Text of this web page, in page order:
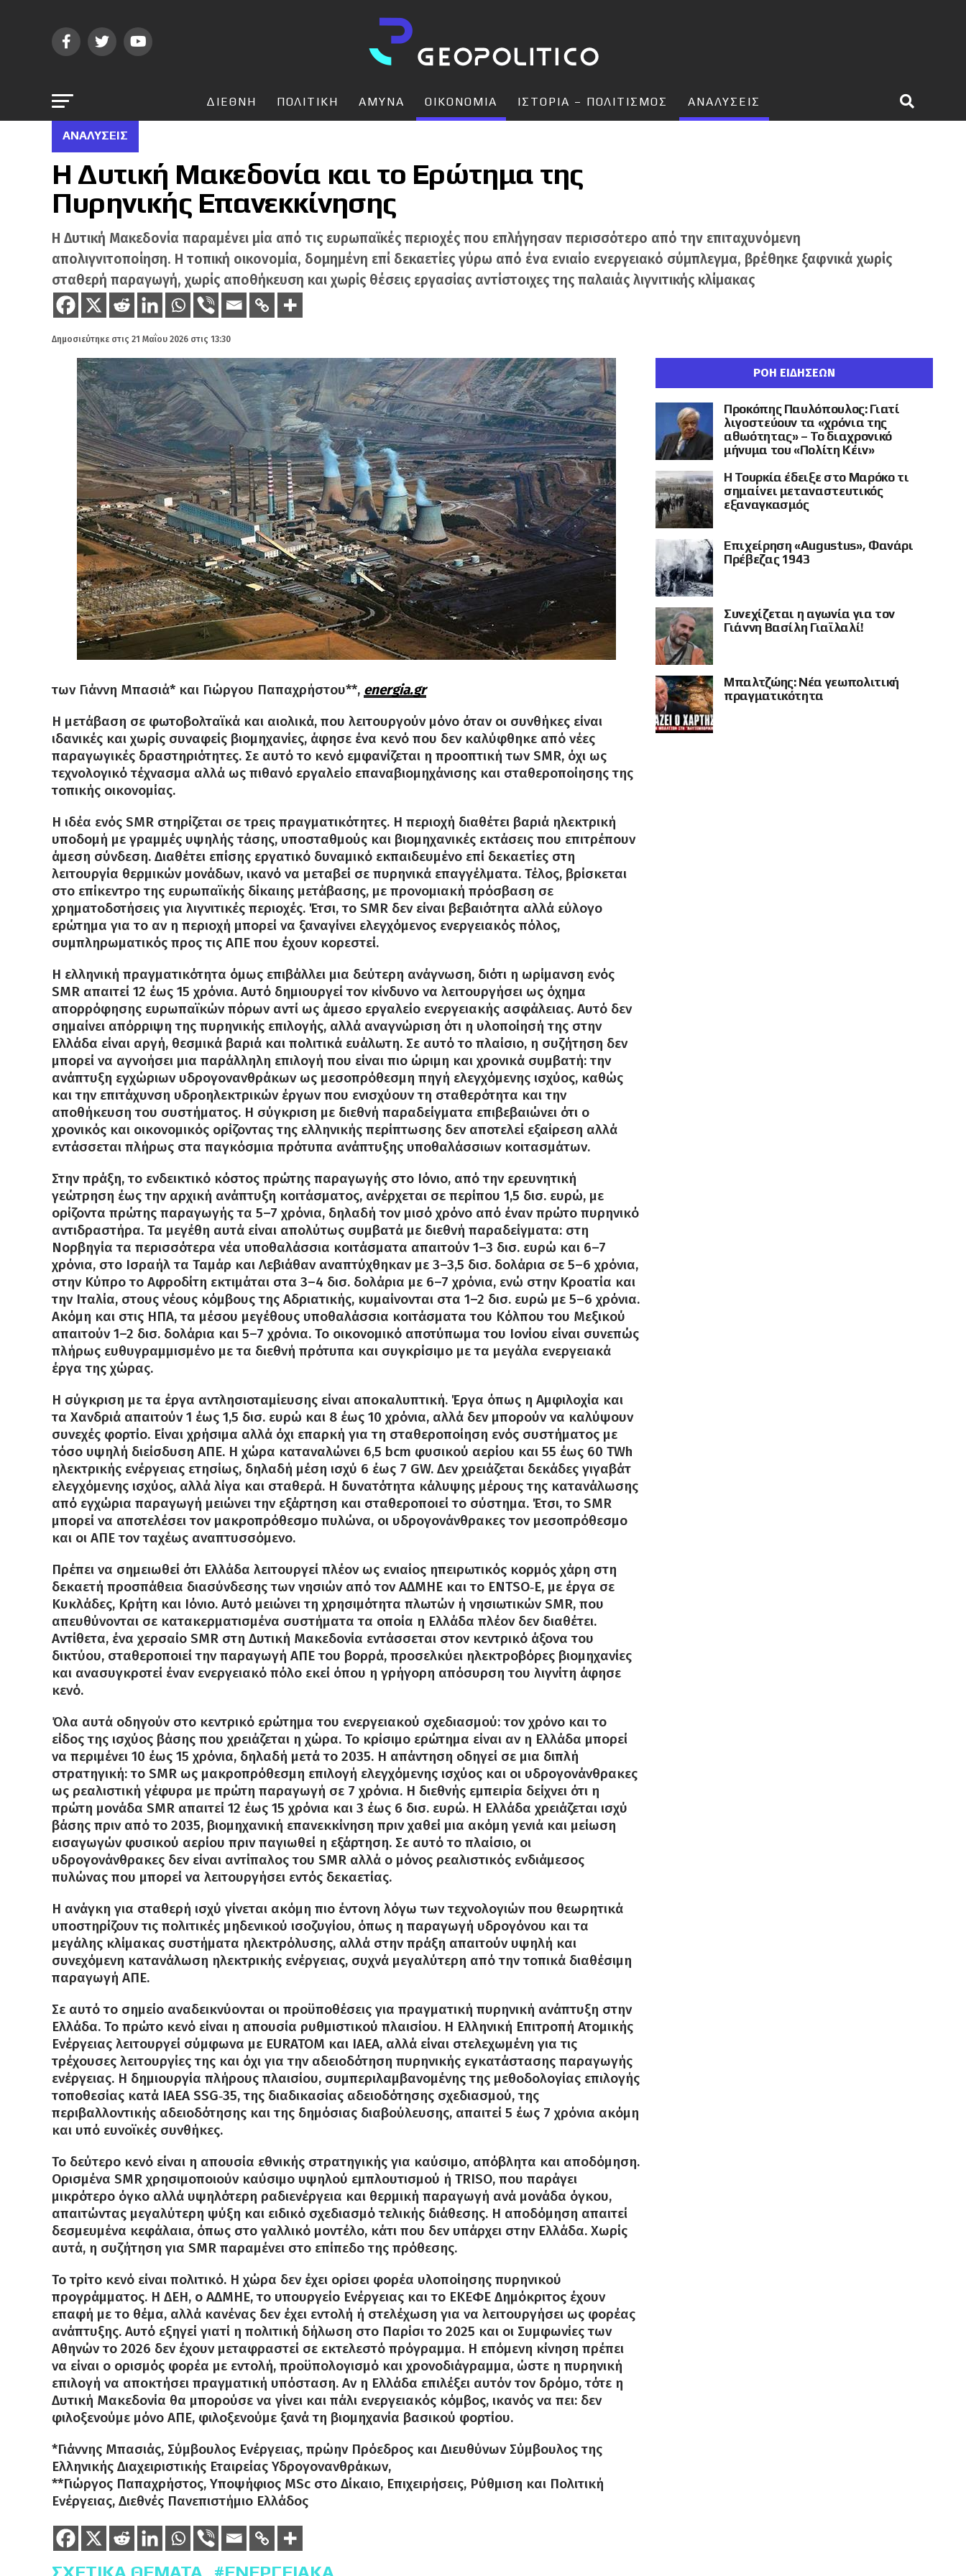
ΔΙΕΘΝΗ ΠΟΛΙΤΙΚΗ ΑΜΥΝΑ ΟΙΚΟΝΟΜΙΑ ΙΣΤΟΡΙΑ – ΠΟΛΙΤΙΣΜΟΣ ΑΝΑΛΥΣΕΙΣ
ΑΝΑΛΎΣΕΙΣ
Η Δυτική Μακεδονία και το Ερώτημα της
Πυρηνικής Επανεκκίνησης
Η Δυτική Μακεδονία παραμένει μία από τις ευρωπαϊκές περιοχές που επλήγησαν περισσότερο από την επιταχυνόμενη
απολιγνιτοποίηση. Η τοπική οικονομία, δομημένη επί δεκαετίες γύρω από ένα ενιαίο ενεργειακό σύμπλεγμα, βρέθηκε ξαφνικά χωρίς
σταθερή παραγωγή, χωρίς αποθήκευση και χωρίς θέσεις εργασίας αντίστοιχες της παλαιάς λιγνιτικής κλίμακας
Δημοσιεύτηκε στις 21 Μαΐου 2026 στις 13:30
των Γιάννη Μπασιά* και Γιώργου Παπαχρήστου**, energia.gr
Η μετάβαση σε φωτοβολταϊκά και αιολικά, που λειτουργούν μόνο όταν οι συνθήκες είναι
ιδανικές και χωρίς συναφείς βιομηχανίες, άφησε ένα κενό που δεν καλύφθηκε από νέες
παραγωγικές δραστηριότητες. Σε αυτό το κενό εμφανίζεται η προοπτική των SMR, όχι ως
τεχνολογικό τέχνασμα αλλά ως πιθανό εργαλείο επαναβιομηχάνισης και σταθεροποίησης της
τοπικής οικονομίας.
Η ιδέα ενός SMR στηρίζεται σε τρεις πραγματικότητες. Η περιοχή διαθέτει βαριά ηλεκτρική
υποδομή με γραμμές υψηλής τάσης, υποσταθμούς και βιομηχανικές εκτάσεις που επιτρέπουν
άμεση σύνδεση. Διαθέτει επίσης εργατικό δυναμικό εκπαιδευμένο επί δεκαετίες στη
λειτουργία θερμικών μονάδων, ικανό να μεταβεί σε πυρηνικά επαγγέλματα. Τέλος, βρίσκεται
στο επίκεντρο της ευρωπαϊκής δίκαιης μετάβασης, με προνομιακή πρόσβαση σε
χρηματοδοτήσεις για λιγνιτικές περιοχές. Έτσι, το SMR δεν είναι βεβαιότητα αλλά εύλογο
ερώτημα για το αν η περιοχή μπορεί να ξαναγίνει ελεγχόμενος ενεργειακός πόλος,
συμπληρωματικός προς τις ΑΠΕ που έχουν κορεστεί.
Η ελληνική πραγματικότητα όμως επιβάλλει μια δεύτερη ανάγνωση, διότι η ωρίμανση ενός
SMR απαιτεί 12 έως 15 χρόνια. Αυτό δημιουργεί τον κίνδυνο να λειτουργήσει ως όχημα
απορρόφησης ευρωπαϊκών πόρων αντί ως άμεσο εργαλείο ενεργειακής ασφάλειας. Αυτό δεν
σημαίνει απόρριψη της πυρηνικής επιλογής, αλλά αναγνώριση ότι η υλοποίησή της στην
Ελλάδα είναι αργή, θεσμικά βαριά και πολιτικά ευάλωτη. Σε αυτό το πλαίσιο, η συζήτηση δεν
μπορεί να αγνοήσει μια παράλληλη επιλογή που είναι πιο ώριμη και χρονικά συμβατή: την
ανάπτυξη εγχώριων υδρογονανθράκων ως μεσοπρόθεσμη πηγή ελεγχόμενης ισχύος, καθώς
και την επιτάχυνση υδροηλεκτρικών έργων που ενισχύουν τη σταθερότητα και την
αποθήκευση του συστήματος. Η σύγκριση με διεθνή παραδείγματα επιβεβαιώνει ότι ο
χρονικός και οικονομικός ορίζοντας της ελληνικής περίπτωσης δεν αποτελεί εξαίρεση αλλά
εντάσσεται πλήρως στα παγκόσμια πρότυπα ανάπτυξης υποθαλάσσιων κοιτασμάτων.
Στην πράξη, το ενδεικτικό κόστος πρώτης παραγωγής στο Ιόνιο, από την ερευνητική
γεώτρηση έως την αρχική ανάπτυξη κοιτάσματος, ανέρχεται σε περίπου 1,5 δισ. ευρώ, με
ορίζοντα πρώτης παραγωγής τα 5–7 χρόνια, δηλαδή τον μισό χρόνο από έναν πρώτο πυρηνικό
αντιδραστήρα. Τα μεγέθη αυτά είναι απολύτως συμβατά με διεθνή παραδείγματα: στη
Νορβηγία τα περισσότερα νέα υποθαλάσσια κοιτάσματα απαιτούν 1–3 δισ. ευρώ και 6–7
χρόνια, στο Ισραήλ τα Ταμάρ και Λεβιάθαν αναπτύχθηκαν με 3–3,5 δισ. δολάρια σε 5–6 χρόνια,
στην Κύπρο το Αφροδίτη εκτιμάται στα 3–4 δισ. δολάρια με 6–7 χρόνια, ενώ στην Κροατία και
την Ιταλία, στους νέους κόμβους της Αδριατικής, κυμαίνονται στα 1–2 δισ. ευρώ με 5–6 χρόνια.
Ακόμη και στις ΗΠΑ, τα μέσου μεγέθους υποθαλάσσια κοιτάσματα του Κόλπου του Μεξικού
απαιτούν 1–2 δισ. δολάρια και 5–7 χρόνια. Το οικονομικό αποτύπωμα του Ιονίου είναι συνεπώς
πλήρως ευθυγραμμισμένο με τα διεθνή πρότυπα και συγκρίσιμο με τα μεγάλα ενεργειακά
έργα της χώρας.
Η σύγκριση με τα έργα αντλησιοταμίευσης είναι αποκαλυπτική. Έργα όπως η Αμφιλοχία και
τα Χανδριά απαιτούν 1 έως 1,5 δισ. ευρώ και 8 έως 10 χρόνια, αλλά δεν μπορούν να καλύψουν
συνεχές φορτίο. Είναι χρήσιμα αλλά όχι επαρκή για τη σταθεροποίηση ενός συστήματος με
τόσο υψηλή διείσδυση ΑΠΕ. Η χώρα καταναλώνει 6,5 bcm φυσικού αερίου και 55 έως 60 TWh
ηλεκτρικής ενέργειας ετησίως, δηλαδή μέση ισχύ 6 έως 7 GW. Δεν χρειάζεται δεκάδες γιγαβάτ
ελεγχόμενης ισχύος, αλλά λίγα και σταθερά. Η δυνατότητα κάλυψης μέρους της κατανάλωσης
από εγχώρια παραγωγή μειώνει την εξάρτηση και σταθεροποιεί το σύστημα. Έτσι, το SMR
μπορεί να αποτελέσει τον μακροπρόθεσμο πυλώνα, οι υδρογονάνθρακες τον μεσοπρόθεσμο
και οι ΑΠΕ τον ταχέως αναπτυσσόμενο.
Πρέπει να σημειωθεί ότι Ελλάδα λειτουργεί πλέον ως ενιαίος ηπειρωτικός κορμός χάρη στη
δεκαετή προσπάθεια διασύνδεσης των νησιών από τον ΑΔΜΗΕ και το ENTSO‑E, με έργα σε
Κυκλάδες, Κρήτη και Ιόνιο. Αυτό μειώνει τη χρησιμότητα πλωτών ή νησιωτικών SMR, που
απευθύνονται σε κατακερματισμένα συστήματα τα οποία η Ελλάδα πλέον δεν διαθέτει.
Αντίθετα, ένα χερσαίο SMR στη Δυτική Μακεδονία εντάσσεται στον κεντρικό άξονα του
δικτύου, σταθεροποιεί την παραγωγή ΑΠΕ του βορρά, προσελκύει ηλεκτροβόρες βιομηχανίες
και ανασυγκροτεί έναν ενεργειακό πόλο εκεί όπου η γρήγορη απόσυρση του λιγνίτη άφησε
κενό.
Όλα αυτά οδηγούν στο κεντρικό ερώτημα του ενεργειακού σχεδιασμού: τον χρόνο και το
είδος της ισχύος βάσης που χρειάζεται η χώρα. Το κρίσιμο ερώτημα είναι αν η Ελλάδα μπορεί
να περιμένει 10 έως 15 χρόνια, δηλαδή μετά το 2035. Η απάντηση οδηγεί σε μια διπλή
στρατηγική: το SMR ως μακροπρόθεσμη επιλογή ελεγχόμενης ισχύος και οι υδρογονάνθρακες
ως ρεαλιστική γέφυρα με πρώτη παραγωγή σε 7 χρόνια. Η διεθνής εμπειρία δείχνει ότι η
πρώτη μονάδα SMR απαιτεί 12 έως 15 χρόνια και 3 έως 6 δισ. ευρώ. Η Ελλάδα χρειάζεται ισχύ
βάσης πριν από το 2035, βιομηχανική επανεκκίνηση πριν χαθεί μια ακόμη γενιά και μείωση
εισαγωγών φυσικού αερίου πριν παγιωθεί η εξάρτηση. Σε αυτό το πλαίσιο, οι
υδρογονάνθρακες δεν είναι αντίπαλος του SMR αλλά ο μόνος ρεαλιστικός ενδιάμεσος
πυλώνας που μπορεί να λειτουργήσει εντός δεκαετίας.
Η ανάγκη για σταθερή ισχύ γίνεται ακόμη πιο έντονη λόγω των τεχνολογιών που θεωρητικά
υποστηρίζουν τις πολιτικές μηδενικού ισοζυγίου, όπως η παραγωγή υδρογόνου και τα
μεγάλης κλίμακας συστήματα ηλεκτρόλυσης, αλλά στην πράξη απαιτούν υψηλή και
συνεχόμενη κατανάλωση ηλεκτρικής ενέργειας, συχνά μεγαλύτερη από την τοπικά διαθέσιμη
παραγωγή ΑΠΕ.
Σε αυτό το σημείο αναδεικνύονται οι προϋποθέσεις για πραγματική πυρηνική ανάπτυξη στην
Ελλάδα. Το πρώτο κενό είναι η απουσία ρυθμιστικού πλαισίου. Η Ελληνική Επιτροπή Ατομικής
Ενέργειας λειτουργεί σύμφωνα με EURATOM και IAEA, αλλά είναι στελεχωμένη για τις
τρέχουσες λειτουργίες της και όχι για την αδειοδότηση πυρηνικής εγκατάστασης παραγωγής
ενέργειας. Η δημιουργία πλήρους πλαισίου, συμπεριλαμβανομένης της μεθοδολογίας επιλογής
τοποθεσίας κατά IAEA SSG‑35, της διαδικασίας αδειοδότησης σχεδιασμού, της
περιβαλλοντικής αδειοδότησης και της δημόσιας διαβούλευσης, απαιτεί 5 έως 7 χρόνια ακόμη
και υπό ευνοϊκές συνθήκες.
Το δεύτερο κενό είναι η απουσία εθνικής στρατηγικής για καύσιμο, απόβλητα και αποδόμηση.
Ορισμένα SMR χρησιμοποιούν καύσιμο υψηλού εμπλουτισμού ή TRISO, που παράγει
μικρότερο όγκο αλλά υψηλότερη ραδιενέργεια και θερμική παραγωγή ανά μονάδα όγκου,
απαιτώντας μεγαλύτερη ψύξη και ειδικό σχεδιασμό τελικής διάθεσης. Η αποδόμηση απαιτεί
δεσμευμένα κεφάλαια, όπως στο γαλλικό μοντέλο, κάτι που δεν υπάρχει στην Ελλάδα. Χωρίς
αυτά, η συζήτηση για SMR παραμένει στο επίπεδο της πρόθεσης.
Το τρίτο κενό είναι πολιτικό. Η χώρα δεν έχει ορίσει φορέα υλοποίησης πυρηνικού
προγράμματος. Η ΔΕΗ, ο ΑΔΜΗΕ, το υπουργείο Ενέργειας και το ΕΚΕΦΕ Δημόκριτος έχουν
επαφή με το θέμα, αλλά κανένας δεν έχει εντολή ή στελέχωση για να λειτουργήσει ως φορέας
ανάπτυξης. Αυτό εξηγεί γιατί η πολιτική δήλωση στο Παρίσι το 2025 και οι Συμφωνίες των
Αθηνών το 2026 δεν έχουν μεταφραστεί σε εκτελεστό πρόγραμμα. Η επόμενη κίνηση πρέπει
να είναι ο ορισμός φορέα με εντολή, προϋπολογισμό και χρονοδιάγραμμα, ώστε η πυρηνική
επιλογή να αποκτήσει πραγματική υπόσταση. Αν η Ελλάδα επιλέξει αυτόν τον δρόμο, τότε η
Δυτική Μακεδονία θα μπορούσε να γίνει και πάλι ενεργειακός κόμβος, ικανός να πει: δεν
φιλοξενούμε μόνο ΑΠΕ, φιλοξενούμε ξανά τη βιομηχανία βασικού φορτίου.
*Γιάννης Μπασιάς, Σύμβουλος Ενέργειας, πρώην Πρόεδρος και Διευθύνων Σύμβουλος της
Ελληνικής Διαχειριστικής Εταιρείας Υδρογονανθράκων,
**Γιώργος Παπαχρήστος, Υποψήφιος MSc στο Δίκαιο, Επιχειρήσεις, Ρύθμιση και Πολιτική
Ενέργειας, Διεθνές Πανεπιστήμιο Ελλάδος
ΡΟΗ ΕΙΔΗΣΕΩΝ
Προκόπης Παυλόπουλος: Γιατί
λιγοστεύουν τα «χρόνια της
αθωότητας» – Το διαχρονικό
μήνυμα του «Πολίτη Κέιν»
Η Τουρκία έδειξε στο Μαρόκο τι
σημαίνει μεταναστευτικός
εξαναγκασμός
Επιχείρηση «Augustus», Φανάρι
Πρέβεζας 1943
Συνεχίζεται η αγωνία για τον
Γιάννη Βασίλη Γιαϊλαλί!
Μπαλτζώης: Νέα γεωπολιτική
πραγματικότητα